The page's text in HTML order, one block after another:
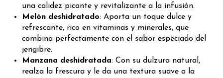
una calidez picante y revitalizante a la infusión.
Melón deshidratado: Aporta un toque dulce y
refrescante, rico en vitaminas y minerales, que
combina perfectamente con el sabor especiado del
jengibre.
Manzana deshidratada: Con su dulzura natural,
realza la frescura y le da una textura suave a la